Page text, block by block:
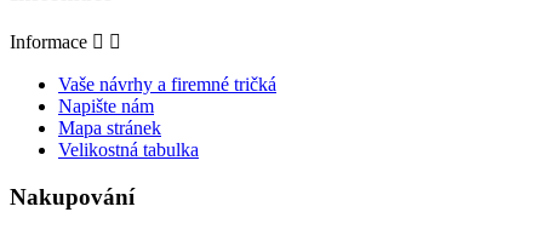
Informace  
Vaše návrhy a firemné tričká
Napište nám
Mapa stránek
Velikostná tabulka
Nakupování